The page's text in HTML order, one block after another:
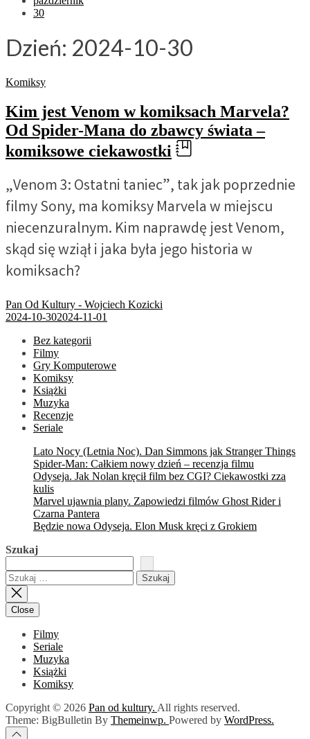
30
Dzień: 2024-10-30
Komiksy
Kim jest Venom w komiksach Marvela?
Od Spider-Mana do zbawcy świata –
komiksowe ciekawostki
„Venom 3: Ostatni taniec”, tak jak poprzednie
filmy Sony, ma komiksy Marvela w miejscu
niecenzuralnym. Kim naprawdę jest Venom,
skąd się wziął i jaka była jego historia w
komiksach?
Pan Od Kultury - Wojciech Kozicki
2024-10-302024-11-01
Bez kategorii
Filmy
Gry Komputerowe
Komiksy
Książki
Muzyka
Recenzje
Seriale
Lato Nocy (Letnia Noc). Dan Simmons jak Stranger Things
Spider-Man: Całkiem nowy dzień – recenzja filmu
Odyseja. Jak Nolan kręcił film bez CGI? Ciekawostki zza
kulis
Marvel ujawnia plany. Zapowiedzi filmów Ghost Rider i
Czarna Pantera
Będzie nowa Odyseja. Elon Musk kręci z Grokiem
Szukaj
Szukaj:
Close
Filmy
Seriale
Muzyka
Książki
Komiksy
Copyright © 2026 Pan od kultury. All rights reserved.
Theme: BigBulletin By Themeinwp. Powered by WordPress.